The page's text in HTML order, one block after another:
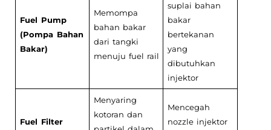
Fuel Pump
(Pompa Bahan
Bakar)
Memompa
bahan bakar
dari tangki
menuju fuel rail
suplai bahan
bakar
bertekanan
yang
dibutuhkan
injektor
Fuel Filter
Menyaring
kotoran dan
Mencegah
nozzle injektor